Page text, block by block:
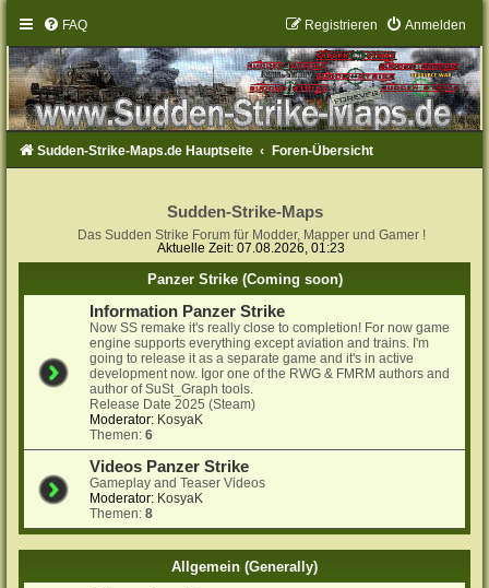
FAQ Anmelden
Registrieren
Sudden-Strike-Maps.de Hauptseite Foren-Übersicht
Sudden-Strike-Maps
Das Sudden Strike Forum für Modder, Mapper und Gamer !
Aktuelle Zeit: 07.08.2026, 01:23
Panzer Strike (Coming soon)
Information Panzer Strike
Now SS remake it's really close to completion! For now game
engine supports everything except aviation and trains. I'm
going to release it as a separate game and it's in active
development now. Igor one of the RWG & FMRM authors and
author of SuSt_Graph tools.
Release Date 2025 (Steam)
Moderator: KosyaK
Themen:6
Videos Panzer Strike
Gameplay and Teaser Videos
Moderator: KosyaK
Themen:8
Allgemein (Generally)